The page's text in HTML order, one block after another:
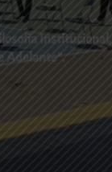
Institucional,
Adelante”.